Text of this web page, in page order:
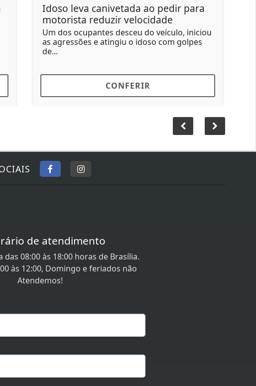
Idoso leva canivetada ao pedir para
motorista reduzir velocidade
Um dos ocupantes desceu do veículo, iniciou
as agressões e atingiu o idoso com golpes
de...
CONFERIR
de atendimento
das 08:00 às 18:00 horas de Brasília.
às 12:00, Domingo e feriados não
Atendemos!